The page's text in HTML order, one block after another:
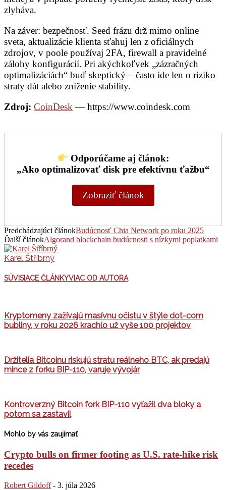
zlyháva.
Na záver: bezpečnosť. Seed frázu drž mimo online
sveta, aktualizácie klienta sťahuj len z oficiálnych
zdrojov, v poole používaj 2FA, firewall a pravidelné
zálohy konfigurácií. Pri akýchkoľvek „zázračných
optimalizáciách“ buď skeptický – často ide len o riziko
straty dát alebo zníženie stability.
Zdroj: CoinDesk — https://www.coindesk.com
Odporúčame aj článok:
„Ako optimalizovať disk pre efektívnu ťažbu“
Zobraziť článok
Predchádzajúci článokBudúcnosť Chia Network po roku 2025
Ďalší článokAlgorand blockchain budúcnosti s nízkymi poplatkami
Karel Štříbrný
SÚVISIACE ČLÁNKYVIAC OD AUTORA
Kryptomeny zažívajú masívnu očistu v štýle dot-com
bubliny, v roku 2026 krachlo už vyše 100 projektov
Držitelia Bitcoinu riskujú stratu reálneho BTC, ak predajú
mince z forku BIP-110, varuje vývojár
Kontroverzný Bitcoin fork BIP-110 vyťažil dva bloky a
potom sa zastavil
Mohlo by vás zaujímať
Crypto bulls on firmer footing as U.S. rate-hike risk
recedes
Robert Gildoff - 3. júla 2026